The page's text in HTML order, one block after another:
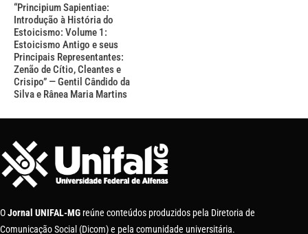
“Principium Sapientiae:
Introdução à História do
Estoicismo: Volume 1:
Estoicismo Antigo e seus
Principais Representantes:
Zenão de Cítio, Cleantes e
Crisipo” — Gentil Cândido da
Silva e Rânea Maria Martins
OJornal UNIFAL-MG reúne conteúdos produzidos pela Diretoria de
Comunicação Social (Dicom) e pela comunidade universitária.